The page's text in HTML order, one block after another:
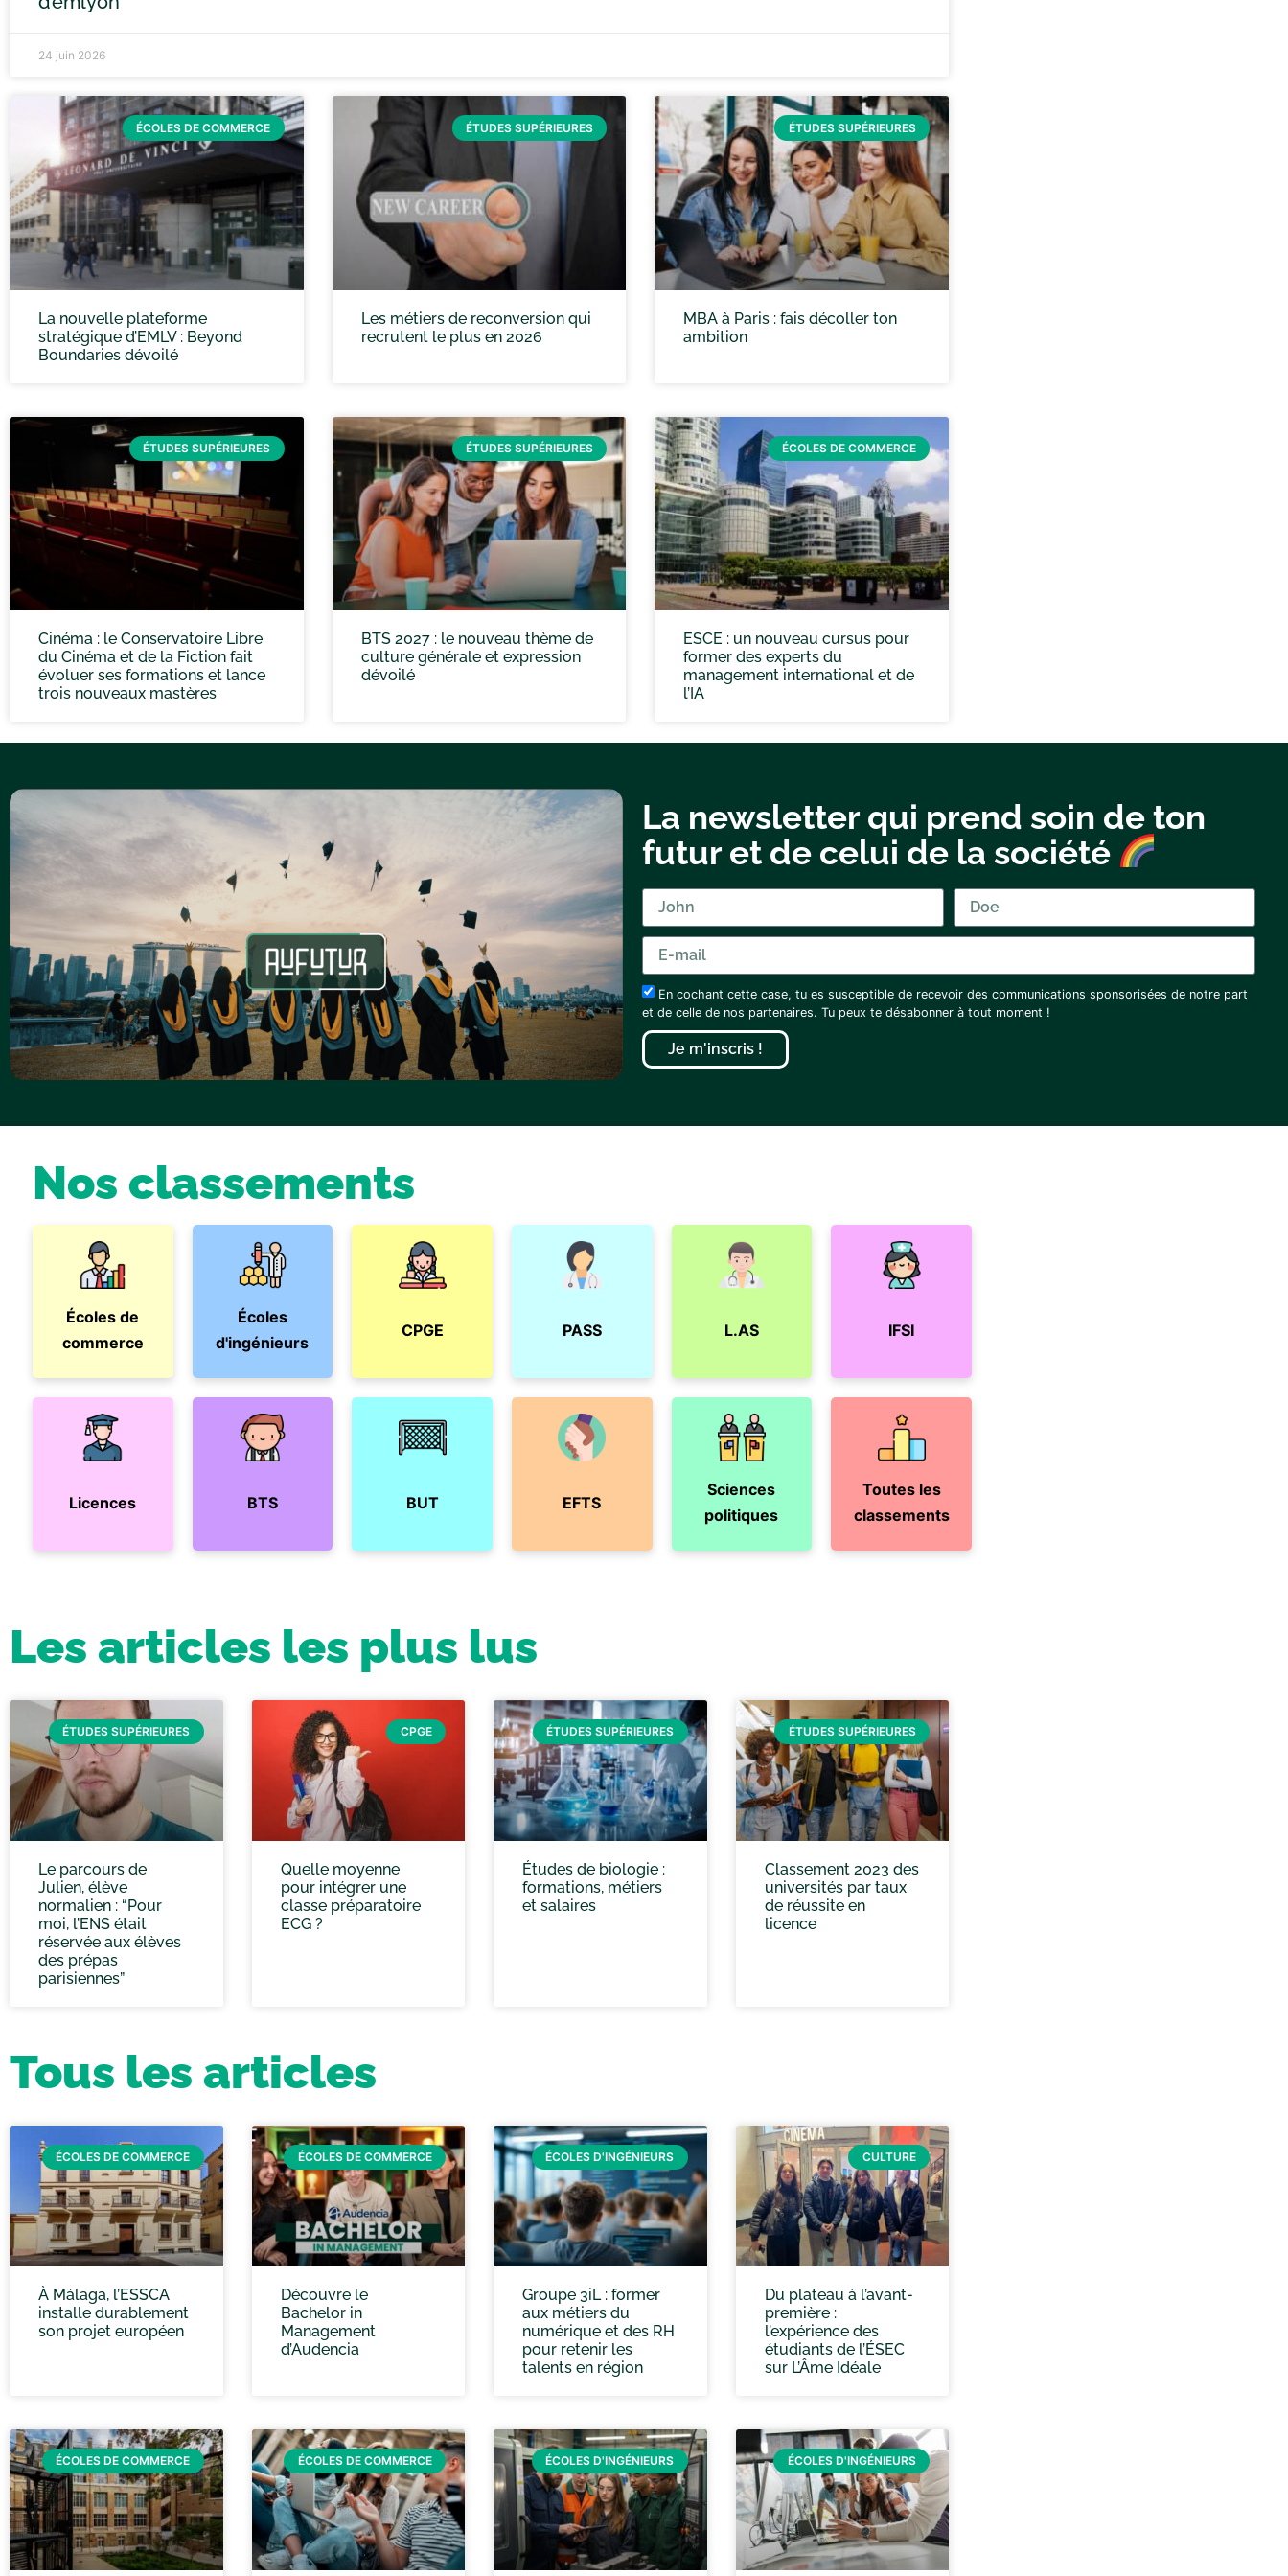
24 juin 2026
ÉCOLES DE COMMERCE
La nouvelle plateforme
stratégique d’EMLV : Beyond
Boundaries dévoilé
ÉTUDES SUPÉRIEURES
Les métiers de reconversion qui
recrutent le plus en 2026
ÉTUDES SUPÉRIEURES
MBA à Paris : fais décoller ton
ambition
ÉTUDES SUPÉRIEURES
Cinéma : le Conservatoire Libre
du Cinéma et de la Fiction fait
évoluer ses formations et lance
trois nouveaux mastères
ÉTUDES SUPÉRIEURES
BTS 2027 : le nouveau thème de
culture générale et expression
dévoilé
ÉCOLES DE COMMERCE
ESCE : un nouveau cursus pour
former des experts du
management international et de
l’IA
La newsletter qui prend soin de ton
futur et de celui de la société
En cochant cette case, tu es susceptible de recevoir des communications sponsorisées de notre part
et de celle de nos partenaires. Tu peux te désabonner à tout moment !
Je m'inscris !
Nos classements
Écoles de
commerce
Écoles
d'ingénieurs
CPGE PASS L.AS IFSI
Licences BTS BUT EFTS
Sciences
politiques
Toutes les
classements
Les articles les plus lus
ÉTUDES SUPÉRIEURES
Le parcours de
Julien, élève
normalien : “Pour
moi, l’ENS était
réservée aux élèves
des prépas
parisiennes”
CPGE
Quelle moyenne
pour intégrer une
classe préparatoire
ECG ?
ÉTUDES SUPÉRIEURES
Études de biologie :
formations, métiers
et salaires
ÉTUDES SUPÉRIEURES
Classement 2023 des
universités par taux
de réussite en
licence
Tous les articles
ÉCOLES DE COMMERCE
À Málaga, l’ESSCA
installe durablement
son projet européen
ÉCOLES DE COMMERCE
Découvre le
Bachelor in
Management
d’Audencia
ÉCOLES D'INGÉNIEURS
Groupe 3iL : former
aux métiers du
numérique et des RH
pour retenir les
talents en région
CULTURE
Du plateau à l’avant-
première :
l’expérience des
étudiants de l’ÉSEC
sur L’Âme Idéale
ÉCOLES DE COMMERCE ÉCOLES DE COMMERCE ÉCOLES D'INGÉNIEURS ÉCOLES D'INGÉNIEURS